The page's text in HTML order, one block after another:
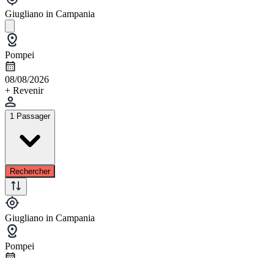
Giugliano in Campania
Pompei
08/08/2026
+ Revenir
1 Passager
Rechercher
Giugliano in Campania
Pompei